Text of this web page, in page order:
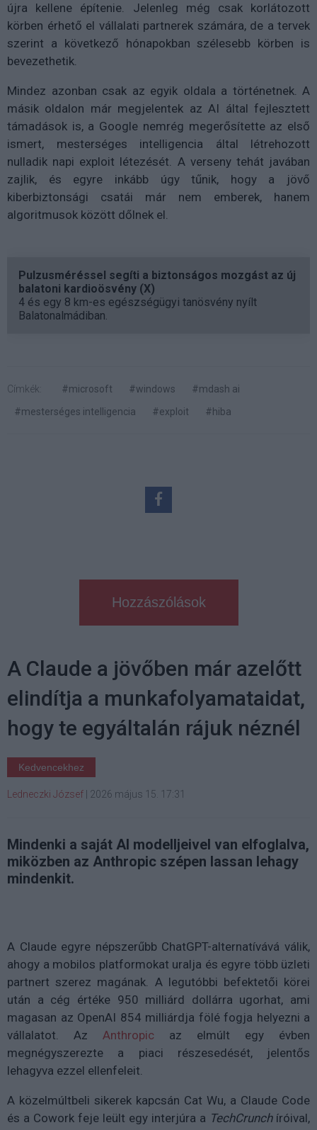
újra kellene építenie. Jelenleg még csak korlátozott
körben érhető el vállalati partnerek számára, de a tervek
szerint a következő hónapokban szélesebb körben is
bevezethetik.
Mindez azonban csak az egyik oldala a történetnek. A
másik oldalon már megjelentek az AI által fejlesztett
támadások is, a Google nemrég megerősítette az első
ismert, mesterséges intelligencia által létrehozott
nulladik napi exploit létezését. A verseny tehát javában
zajlik, és egyre inkább úgy tűnik, hogy a jövő
kiberbiztonsági csatái már nem emberek, hanem
algoritmusok között dőlnek el.
Pulzusméréssel segíti a biztonságos mozgást az új
balatoni kardioösvény (X)
4 és egy 8 km-es egészségügyi tanösvény nyílt
Balatonalmádiban.
Címkék: #microsoft #windows
#mdash ai
#mesterséges intelligencia
#exploit #hiba
Hozzászólások
A Claude a jövőben már azelőtt
elindítja a munkafolyamataidat,
hogy te egyáltalán rájuk néznél
Kedvencekhez
Ledneczki József 2026 május 15. 17:31
Mindenki a saját AI modelljeivel van elfoglalva,
miközben az Anthropic szépen lassan lehagy
mindenkit.
A Claude egyre népszerűbb ChatGPT-alternatívává válik,
ahogy a mobilos platformokat uralja és egyre több üzleti
partnert szerez magának. A legutóbbi befektetői körei
után a cég értéke 950 milliárd dollárra ugorhat, ami
magasan az OpenAI 854 milliárdja fölé fogja helyezni a
vállalatot. Az Anthropic az elmúlt egy évben
megnégyszerezte a piaci részesedését, jelentős
lehagyva ezzel ellenfeleit.
A közelmúltbeli sikerek kapcsán Cat Wu, a Claude Code
és a Cowork feje leült egy interjúra a TechCrunch íróival,